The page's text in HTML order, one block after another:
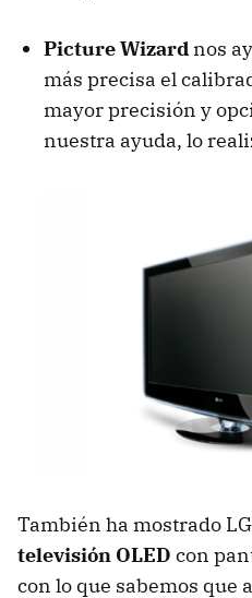
Picture Wizard nos
más precisa el
mayor precisión y
nuestra ayuda, lo
También ha mostrado
televisión OLED con
con lo que sabemos que